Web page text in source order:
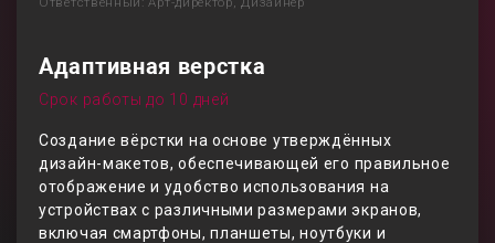
Адаптивная верстка
Срок работы до 10 дней
Создание вёрстки на основе утверждённых
дизайн-макетов, обеспечивающей его правильное
отображение и удобство использования на
устройствах с различными размерами экранов,
включая смартфоны, планшеты, ноутбуки и